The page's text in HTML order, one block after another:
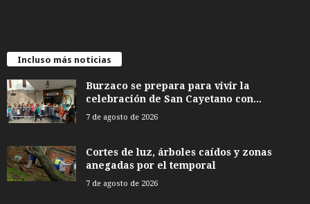
Incluso más noticias
Burzaco se prepara para vivir la
celebración de San Cayetano con...
7 de agosto de 2026
Cortes de luz, árboles caídos y zonas
anegadas por el temporal
7 de agosto de 2026